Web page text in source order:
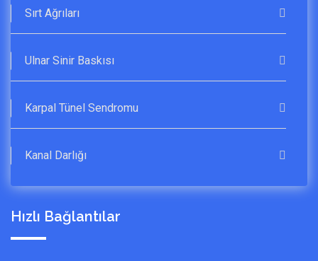
Sırt Ağrıları
Ulnar Sinir Baskısı
Karpal Tünel Sendromu
Kanal Darlığı
Hızlı Bağlantılar